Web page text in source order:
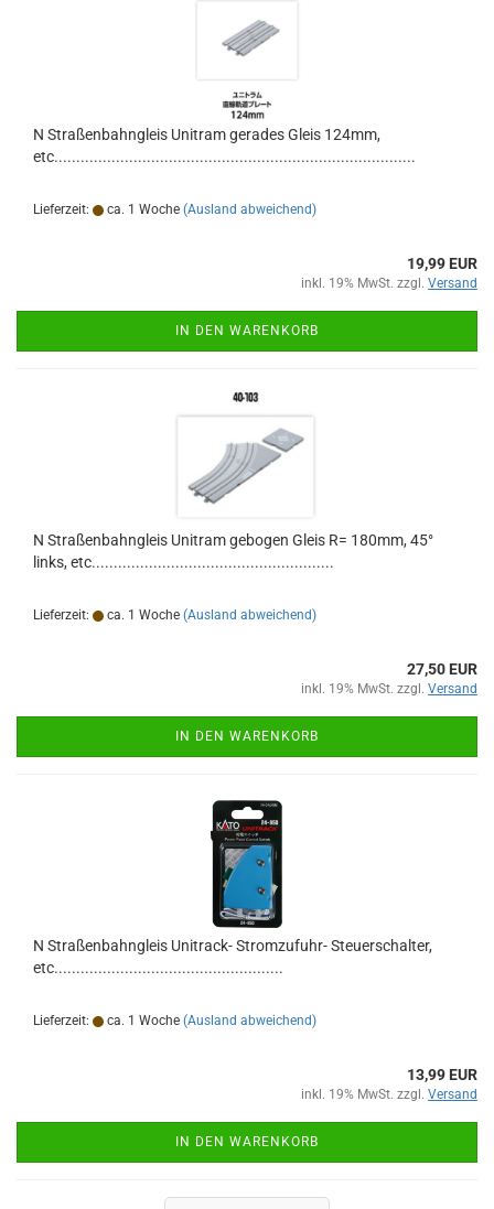
N Straßenbahngleis Unitram gerades Gleis 124mm,
etc..................................................................................
Lieferzeit: ca. 1 Woche (Ausland abweichend)
19,99 EUR
inkl. 19% MwSt. zzgl. Versand
IN DEN WARENKORB
N Straßenbahngleis Unitram gebogen Gleis R= 180mm, 45°
links, etc.......................................................
Lieferzeit: ca. 1 Woche (Ausland abweichend)
27,50 EUR
inkl. 19% MwSt. zzgl. Versand
IN DEN WARENKORB
N Straßenbahngleis Unitrack- Stromzufuhr- Steuerschalter,
etc....................................................
Lieferzeit: ca. 1 Woche (Ausland abweichend)
13,99 EUR
inkl. 19% MwSt. zzgl. Versand
IN DEN WARENKORB